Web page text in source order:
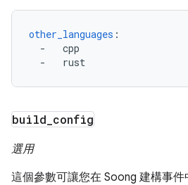
other_languages :
-
cpp
-
rust
build config
選用
這個參數可讓您在 Soong 建構事